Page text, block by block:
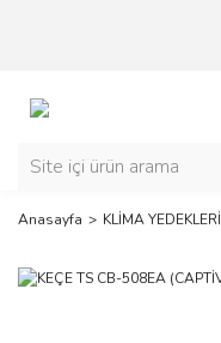
Anasayfa KLİMA YEDEKLERİ